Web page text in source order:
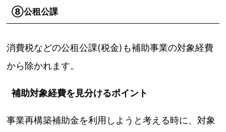
⑧公租公課
消費税などの公租公課(税金)も補助事業の対象経費
から除かれます。
補助対象経費を見分けるポイント
事業再構築補助金を利用しようと考える時に、対象